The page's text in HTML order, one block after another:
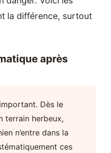
la différence, surtout
après
Dès le
terrain herbeux,
n’entre dans la
ces